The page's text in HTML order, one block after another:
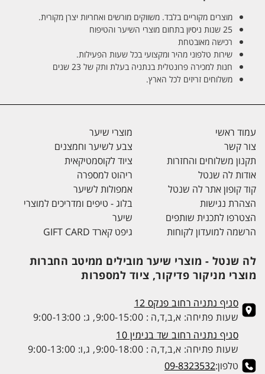
מוצרים מקוריים בלבד. משווקים מורשים ואחריות יצרן מקורית.
25 שנות ניסיון בתחום מוצרי השיער והטיפוח
רכישה מאובטחת
שירות טלפוני מהיר ומקצועי בכל שעות הפעילות.
חנות למכירה פרונטלית בנתניה בעלת ותק של 23 שנים
משלוחים זריזים לכל הארץ.
עמוד ראשי
צור קשר
תקנון משלוחים והחזרות
אודות לה שנטל
קוד קופון אתר לה שנטל
הצהרת נגישות
הצטרפו לתכנית שותפים
הרשמה למועדון לקוחות
מוצרי שיער
צבע לשיער וחמצנים
ציוד לקוסמטיקאית
ריהוט למספרה
אמפולות לשיער
בלוג - טיפים ומדריכים למוצרי
שיער
גיפט קארד GIFT CARD
לה שנטל - מוצרי שיער מובילים ממיטב החברות
מוצרי מניקור פדיקור, ציוד למספרות
סניף נתניה רחוב פנקס 12
שעות פתיחה: א,ב,ד,ה : 9:00-15:00, ג: 9:00-13:00
סניף נתניה רחוב שד בנימין 10
שעות פתיחה: א,ב,ד,ה : 9:00-18:00, ג,ו: 9:00-13:00
טלפון:09-8323532